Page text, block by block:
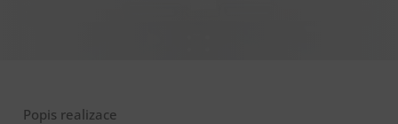
Popis realizace